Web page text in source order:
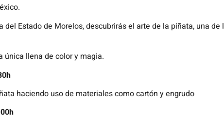
del Estado de Morelos, descubrirás el arte de la piñata, una
única llena de color y magia.
haciendo uso de materiales como cartón y engrudo